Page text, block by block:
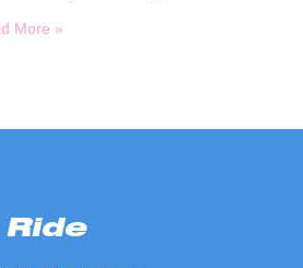
More »